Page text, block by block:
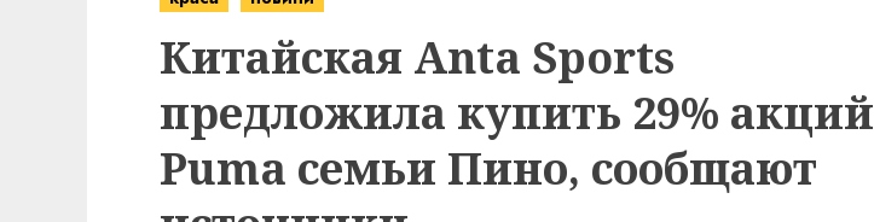
Китайская Anta Sports
предложила купить 29% акций
Puma семьи Пино, сообщают